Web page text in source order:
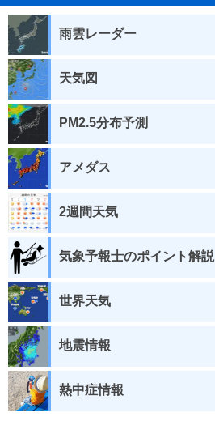
雨雲レーダー
天気図
PM2.5分布予測
アメダス
2週間天気
気象予報士のポイント解説
世界天気
地震情報
熱中症情報